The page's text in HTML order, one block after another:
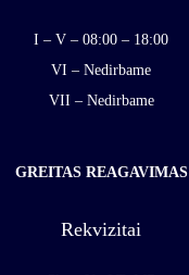
I – V – 08:00 – 18:00
VI – Nedirbame
VII – Nedirbame
GREITAS REAGAVIMAS
Rekvizitai